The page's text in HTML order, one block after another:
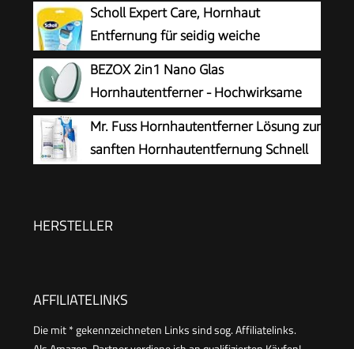
Scholl Expert Care, Hornhaut
Entfernung für seidig weiche
Füße,elektrischer Hornhautentferner
Meeresmineralien Rolle für präzise Ergebnisse,1
Gerät inkl. Rolle)1 Stück(1er Pack)
BEZOX 2in1 Nano Glas
Hornhautentferner - Hochwirksame
Hornhautfeile für samtweiche Füsse -
Professionelle Fußpflege sicher & schnell Zur
Hornhautentfernung auf nassen und trockenen
Mr. Fuss Hornhautentferner Lösung zur
sanften Hornhautentfernung Schnell
Schleifen mit Sofort-Effekt.
HERSTELLER
AFFILIATELINKS
Die mit * gekennzeichneten Links sind sog. Affiliatelinks.